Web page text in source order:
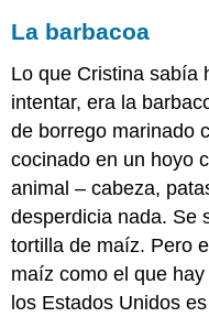
La barbacoa
Lo que Cristina sabía
intentar, era la
de borrego marinado
cocinado en un hoyo
animal – cabeza,
desperdicia nada. Se
tortilla de maíz. Pero
maíz como el que
los Estados Unidos